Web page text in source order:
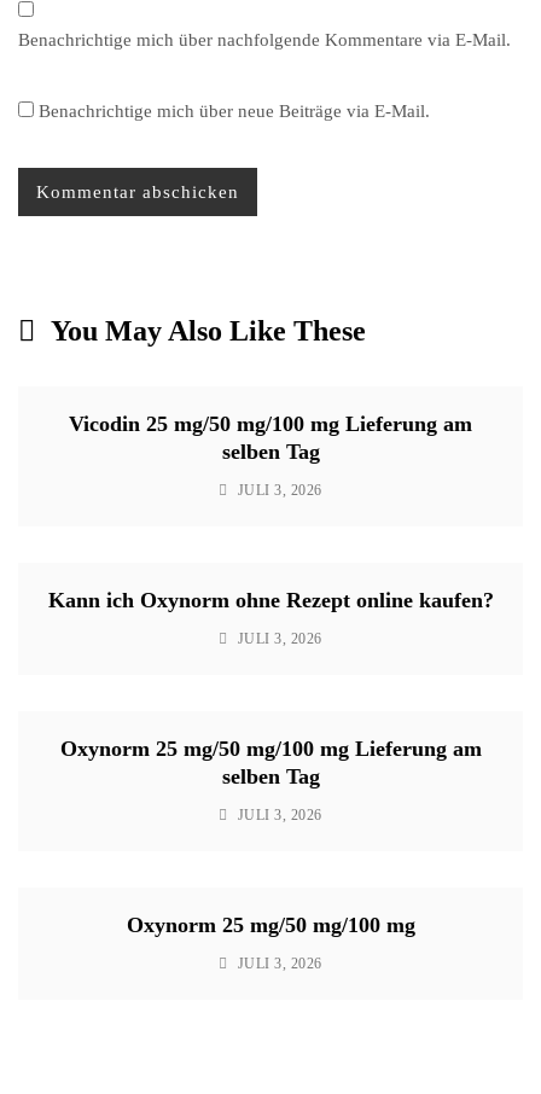
Benachrichtige mich über nachfolgende Kommentare via E-Mail.
Benachrichtige mich über neue Beiträge via E-Mail.
You May Also Like These
Vicodin 25 mg/50 mg/100 mg Lieferung am
selben Tag
JULI 3, 2026
Kann ich Oxynorm ohne Rezept online kaufen?
JULI 3, 2026
Oxynorm 25 mg/50 mg/100 mg Lieferung am
selben Tag
JULI 3, 2026
Oxynorm 25 mg/50 mg/100 mg
JULI 3, 2026